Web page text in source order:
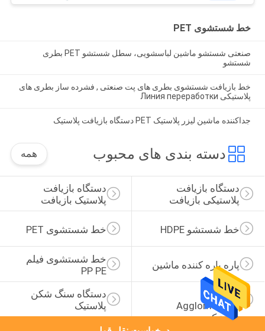
خط شستشوی PET
صنعتی شستشو ماشین لباسشویی، سطل شستشو PET بطری
شستشو
خط بازیافت شستشوی بطری های پت صنعتی , فشرده ساز بطری های
پلاستیکی Линия переработки
جداکننده ماشین لیزر پلاستیک PET دستگاه بازیافت پلاستیک
دسته بندی های محبوب همه
دستگاه بازیافت
پلاستیک بازیافت
دستگاه بازیافت
پلاستیکی بازیافت
خط شستشوی PET خط شستشو HDPE
خط شستشوی فیلم
PP PE
پاره پاره کننده ماشین
دستگاه سنگ شکن
پلاستیک
ماشین
Agglomerator
پلاستیک